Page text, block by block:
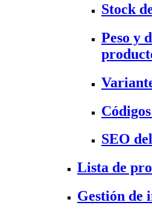
Stock
Peso y
SEO
Lista de
Gestión de